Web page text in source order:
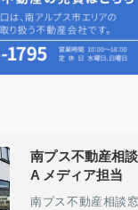
南プス不動産相
A メディア担当
南プス不動産相談